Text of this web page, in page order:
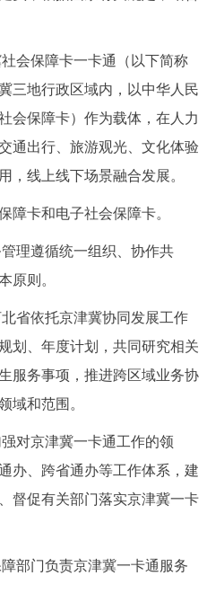
保障卡一卡通（以下简称
三地行政区域内，以中华人民
会保障卡）作为载体，在人力
通出行、旅游观光、文化体验
，线上线下场景融合发展。
卡和电子社会保障卡。
遵循统一组织、协作共
原则。
依托京津冀协同发展工作
划、年度计划，共同研究相关
服务事项，推进跨区域业务协
域和范围。
京津冀一卡通工作的领
办、跨省通办等工作体系，建
督促有关部门落实京津冀一卡
门负责京津冀一卡通服务